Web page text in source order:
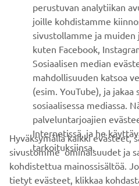
ASIAKASTUKI
UUTISKIRJE
Ole ensimmäinen, joka kuulee
erikoistapahtumista, uusista
perustuvan analytiikan
joille kohdistamme
sivustollamme ja
kuten Facebook,
Sosiaalisen median
mahdollisuuden katsoa
(esim. YouTube), ja
sosiaalisessa mediassa.
palveluntarjoajien
Internetissä, ja he
tarkoituksiinsa.
Hyväksymällä kaikki evästeet,
sivustomme ominaisuudet ja
kohdistettua mainossisältöä.
tietyt evästeet, klikkaa